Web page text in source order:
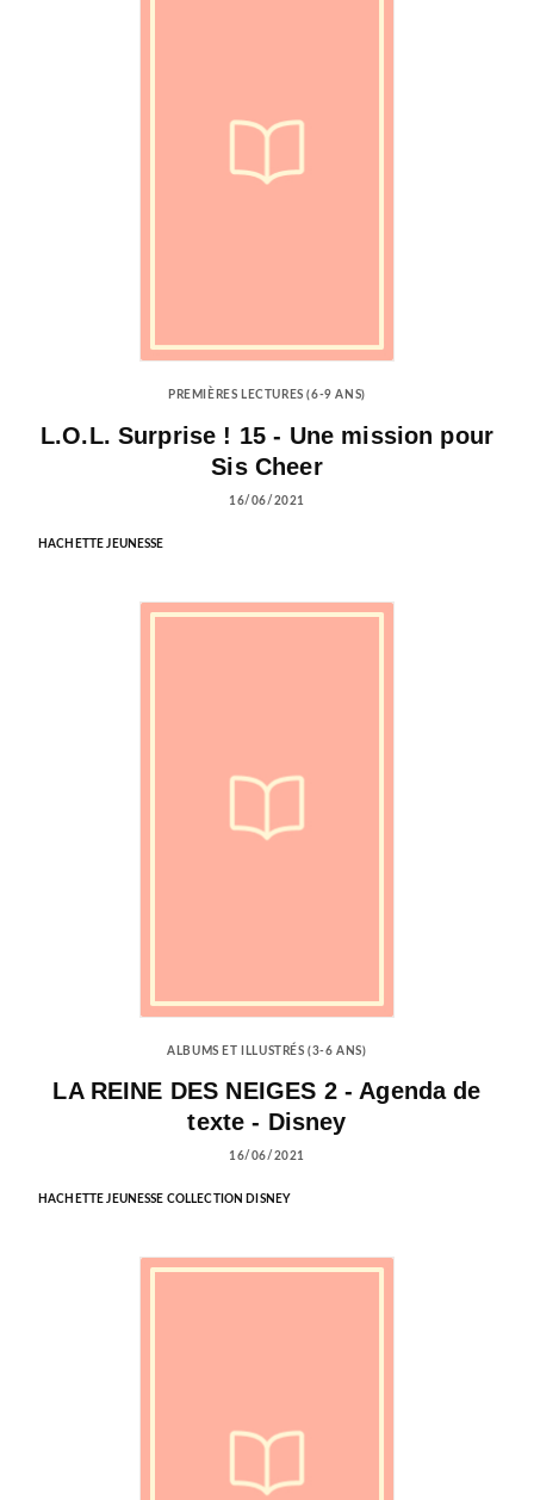
PREMIÈRES LECTURES (6-9 ANS)
L.O.L. Surprise ! 15 - Une mission pour
Sis Cheer
16/06/2021
HACHETTE JEUNESSE
ALBUMS ET ILLUSTRÉS (3-6 ANS)
LA REINE DES NEIGES 2 - Agenda de
texte - Disney
16/06/2021
HACHETTE JEUNESSE COLLECTION DISNEY